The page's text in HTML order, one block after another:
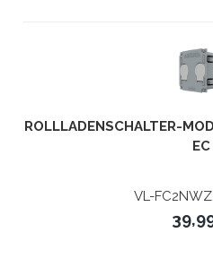
ROLLLADENSCHALTER-
EC
VL-